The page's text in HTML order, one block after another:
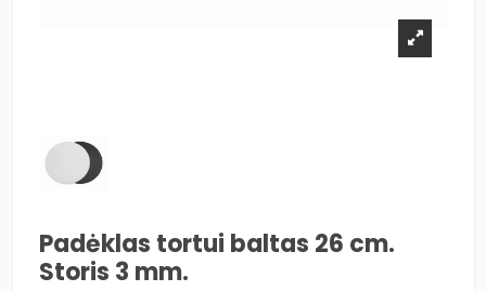
Padėklas tortui baltas 26 cm.
Storis 3 mm.